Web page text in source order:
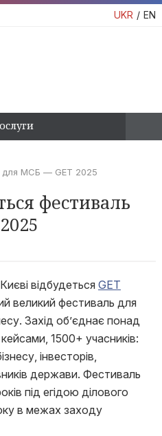
UKR EN
для МСБ — GET 2025
фестиваль
відбудеться GET
великий фестиваль для
Захід об’єднає понад
1500+ учасників:
інвесторів,
держави. Фестиваль
під егідою ділового
в межах заходу